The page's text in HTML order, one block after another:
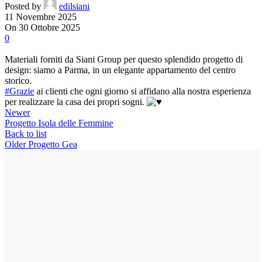
Posted by
edilsiani
11 Novembre 2025
On 30 Ottobre 2025
0
Materiali forniti da Siani Group per questo splendido progetto di
design: siamo a Parma, in un elegante appartamento del centro
storico.
#Grazie ai clienti che ogni giorno si affidano alla nostra esperienza
per realizzare la casa dei propri sogni.
Newer
Progetto Isola delle Femmine
Back to list
Older Progetto Gea